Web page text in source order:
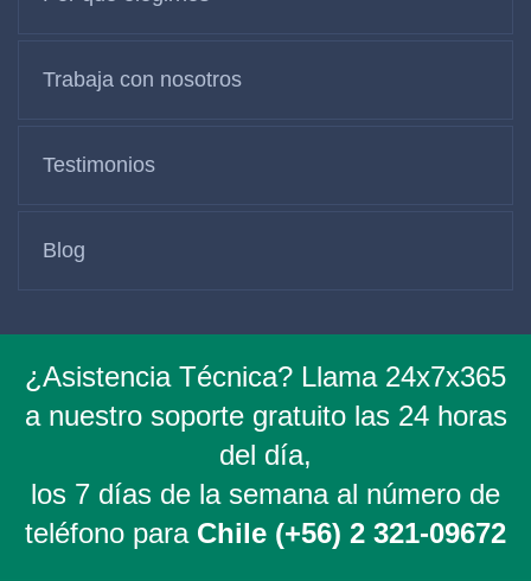
Trabaja con nosotros
Testimonios
Blog
¿Asistencia Técnica? Llama 24x7x365
a nuestro soporte gratuito las 24 horas
del día,
los 7 días de la semana al número de
teléfono para Chile (+56) 2 321-09672